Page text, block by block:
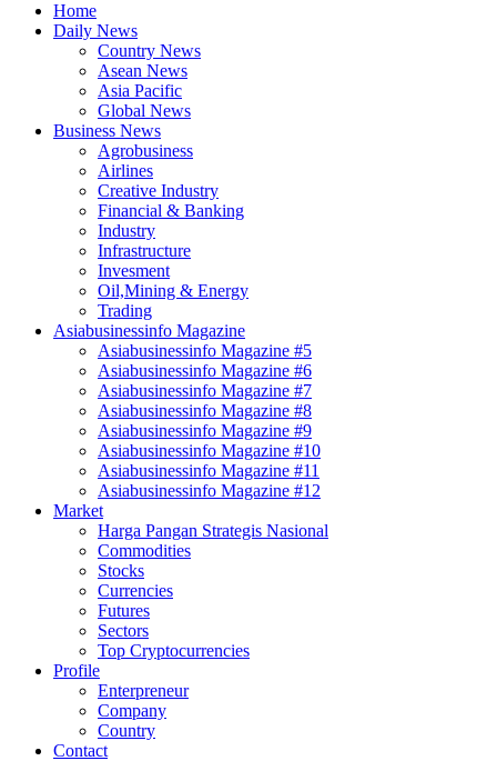
Home
Daily News
Country News
Asean News
Asia Pacific
Global News
Business News
Agrobusiness
Airlines
Creative Industry
Financial & Banking
Industry
Infrastructure
Invesment
Oil,Mining & Energy
Trading
Asiabusinessinfo Magazine
Asiabusinessinfo Magazine #5
Asiabusinessinfo Magazine #6
Asiabusinessinfo Magazine #7
Asiabusinessinfo Magazine #8
Asiabusinessinfo Magazine #9
Asiabusinessinfo Magazine #10
Asiabusinessinfo Magazine #11
Asiabusinessinfo Magazine #12
Market
Harga Pangan Strategis Nasional
Commodities
Stocks
Currencies
Futures
Sectors
Top Cryptocurrencies
Profile
Enterpreneur
Company
Country
Contact